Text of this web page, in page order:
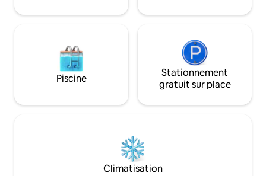
Piscine
Stationnement
gratuit sur place
Climatisation